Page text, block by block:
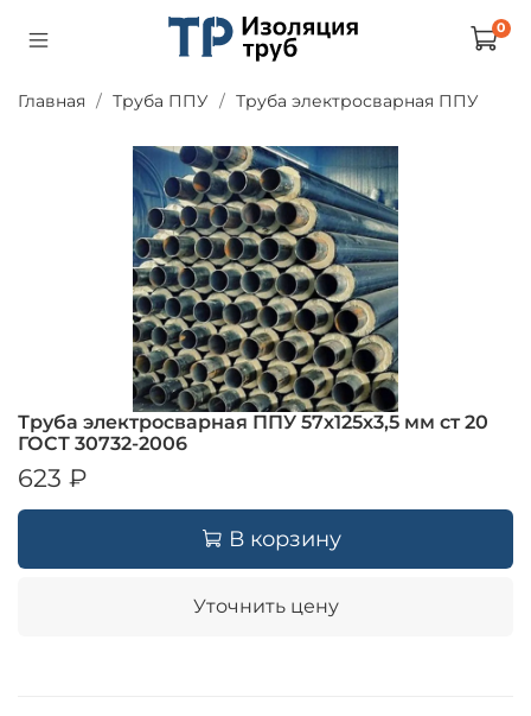
0
Главная Труба ППУ Труба электросварная ППУ
Труба электросварная ППУ 57х125х3,5 мм ст 20
ГОСТ 30732-2006
623 ₽
В корзину
Уточнить цену